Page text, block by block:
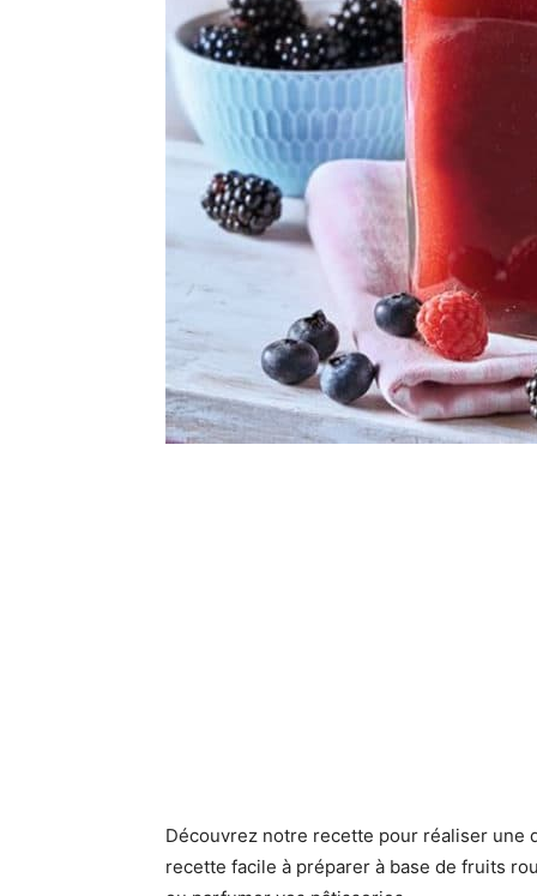
Découvrez notre recette pour réaliser une
recette facile à préparer à base de fruits